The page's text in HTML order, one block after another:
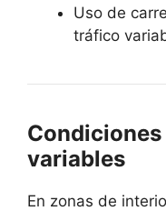
Uso de
tráfico
variables
En zonas de